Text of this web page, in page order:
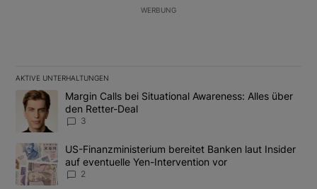
WERBUNG
AKTIVE UNTERHALTUNGEN
Das Folgende ist eine Liste der am meisten kommentierten
Ein Trendartikel mit dem Titel "Margin Calls bei Situational
Margin Calls bei Situational Awareness: Alles über
den Retter-Deal
3
Ein Trendartikel mit dem Titel "US-Finanzministerium bereitet
US-Finanzministerium bereitet Banken laut Insider
auf eventuelle Yen-Intervention vor
2